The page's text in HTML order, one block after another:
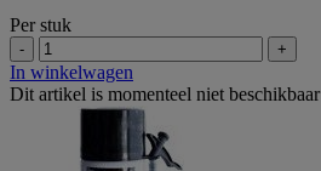
Per stuk
- +
In winkelwagen
Dit artikel is momenteel niet beschikbaar